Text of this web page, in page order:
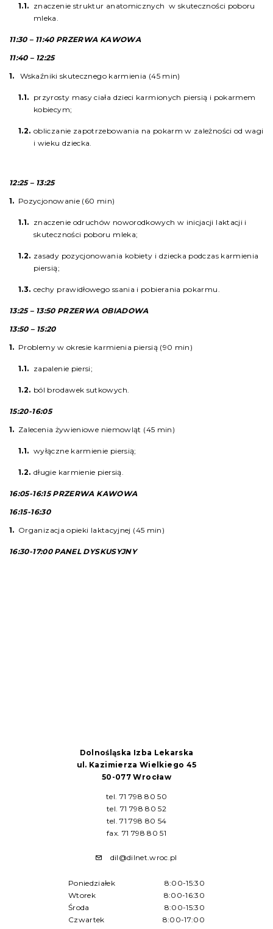
znaczenie struktur anatomicznych w skuteczności poboru
mleka.
11:30 – 11:40 PRZERWA KAWOWA
11:40 – 12:25
Wskaźniki skutecznego karmienia (45 min)
przyrosty masy ciała dzieci karmionych piersią i pokarmem
kobiecym;
obliczanie zapotrzebowania na pokarm w zależności od wagi
i wieku dziecka.
12:25 – 13:25
Pozycjonowanie (60 min)
znaczenie odruchów noworodkowych w inicjacji laktacji i
skuteczności poboru mleka;
zasady pozycjonowania kobiety i dziecka podczas karmienia
piersią;
cechy prawidłowego ssania i pobierania pokarmu.
13:25 – 13:50 PRZERWA OBIADOWA
13:50 – 15:20
Problemy w okresie karmienia piersią (90 min)
zapalenie piersi;
ból brodawek sutkowych.
15:20-16:05
Zalecenia żywieniowe niemowląt (45 min)
wyłączne karmienie piersią;
długie karmienie piersią.
16:05-16:15 PRZERWA KAWOWA
16:15-16:30
Organizacja opieki laktacyjnej (45 min)
16:30-17:00 PANEL DYSKUSYJNY
Dolnośląska Izba Lekarska
ul. Kazimierza Wielkiego 45
50-077 Wrocław
tel. 71 798 80 50
tel. 71 798 80 52
tel. 71 798 80 54
fax. 71 798 80 51
dil@dilnet.wroc.pl
Poniedziałek
8:00-15:30
Wtorek
8:00-16:30
Środa
8:00-15:30
Czwartek
8:00-17:00